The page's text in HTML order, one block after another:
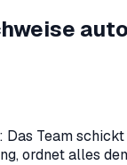
Team
ordnet alles